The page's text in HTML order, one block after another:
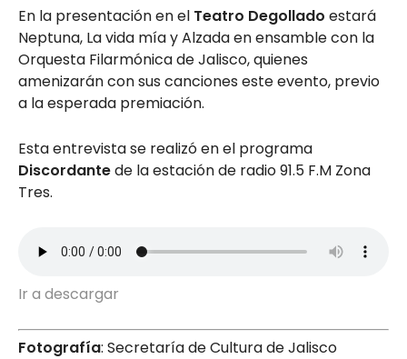
En la presentación en el Teatro Degollado estará
Neptuna, La vida mía y Alzada en ensamble con la
Orquesta Filarmónica de Jalisco, quienes
amenizarán con sus canciones este evento, previo
a la esperada premiación.
Esta entrevista se realizó en el programa
Discordantede la estación de radio 91.5 F.M Zona
Tres.
Ir a descargar
Fotografía: Secretaría de Cultura de Jalisco